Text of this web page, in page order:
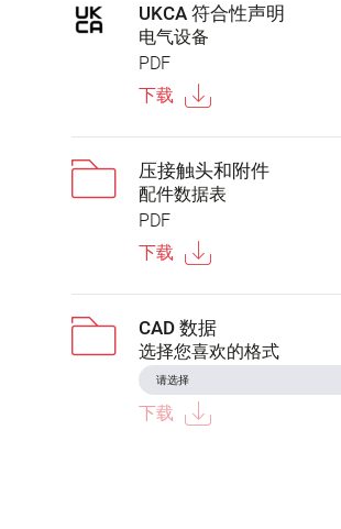
UKCA 符合性声明
电气设备
PDF
下载
压接触头和附件
配件数据表
PDF
下载
CAD 数据
选择您喜欢的格式
下载